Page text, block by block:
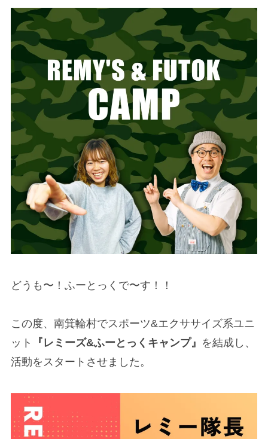
どうも〜！ふーとっくで〜す！！
この度、南箕輪村でスポーツ&エクササイズ系ユニ
ット
『レミーズ&ふーとっくキャンプ』 を結成し、
活動をスタートさせました。